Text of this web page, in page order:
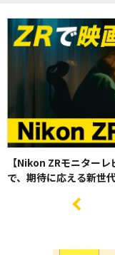
数のご応募・ご当選
みとさせていただきま
一度ご応募された場
ご応募における機器
して、Vookおよび
ご登録およびご応募
ご入力内容に不備、
した場合は、Vookの
ます。
貸出機材の発送にあ
にはお応えいたしか
承っておりません。
の処分行為を禁止い
【Nikon ZRモニター
で、期待に応える新世